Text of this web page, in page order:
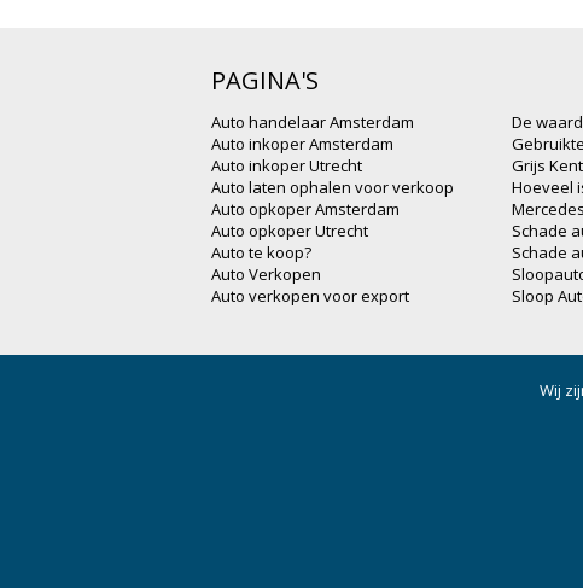
PAGINA'S
Auto handelaar Amsterdam
Auto inkoper Amsterdam
Auto inkoper Utrecht
Auto laten ophalen voor verkoop
Auto opkoper Amsterdam
Auto opkoper Utrecht
Auto te koop?
Auto Verkopen
Auto verkopen voor export
De
Grijs
Hoeveel
Schade
Schade
Sloop
Wij